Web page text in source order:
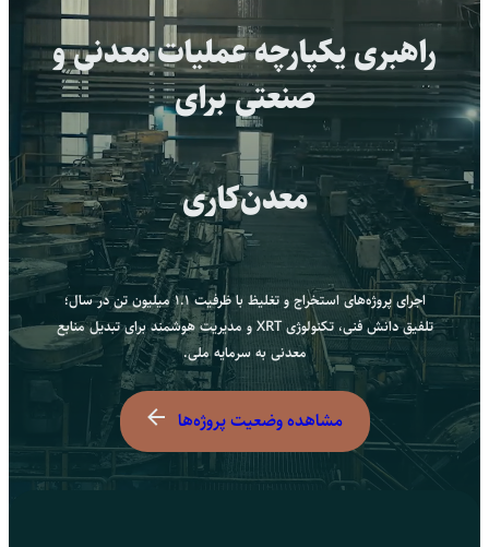
رفتن
محتوا
مس‌کاوان نماد
راهبری یکپارچه عملیات معدنی و
صنعتی برای
معدن‌کاری پایدار و دوس
اجرای پروژه‌های استخراج و تغلیظ با ظرفیت ۱.۱ میلیون تن در سال؛
تلفیق دانش فنی، تکنولوژی XRT و مدیریت هوشمند برای تبدیل منابع
معدنی به سرمایه ملی.
مشاهده وضعیت پروژه‌ها